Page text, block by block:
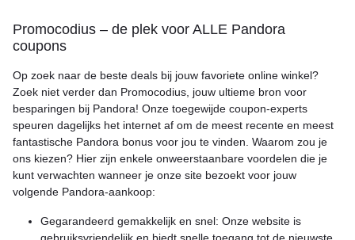
Promocodius – de plek voor ALLE Pandora
coupons
Op zoek naar de beste deals bij jouw favoriete online winkel?
Zoek niet verder dan Promocodius, jouw ultieme bron voor
besparingen bij Pandora! Onze toegewijde coupon-experts
speuren dagelijks het internet af om de meest recente en meest
fantastische Pandora bonus voor jou te vinden. Waarom zou je
ons kiezen? Hier zijn enkele onweerstaanbare voordelen die je
kunt verwachten wanneer je onze site bezoekt voor jouw
volgende Pandora-aankoop:
Gegarandeerd gemakkelijk en snel: Onze website is